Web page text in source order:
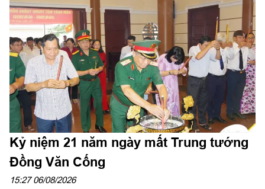
Kỷ niệm 21 năm ngày mất Trung tướng
Đồng Văn Cống
15:27 06/08/2026